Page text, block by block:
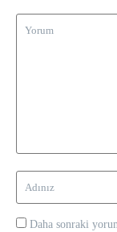
Daha sonraki